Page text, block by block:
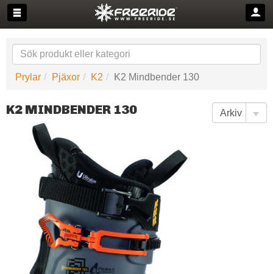
Prylar Pjäxor K2 K2 Mindbender 130
K2 MINDBENDER 130